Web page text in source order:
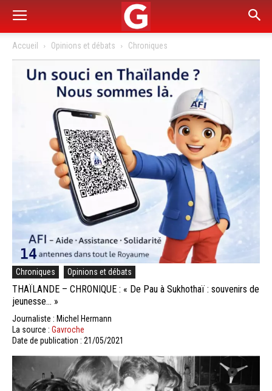
Accueil Opinions et débats Chroniques
Chroniques Opinions et débats
THAÏLANDE – CHRONIQUE : « De Pau à Sukhothaï : souvenirs de
jeunesse… »
Journaliste : Michel Hermann
La source : Gavroche
Date de publication : 21/05/2021